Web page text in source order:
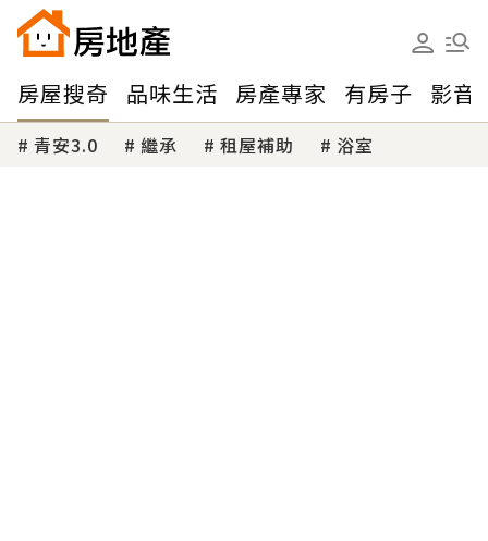
房屋搜奇 品味生活 房產專家 有房子 影音
青安3.0 繼承 租屋補助 浴室